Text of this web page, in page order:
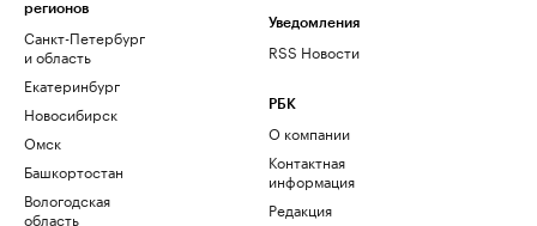
регионов
Санкт-Петербург
и область
Екатеринбург
Новосибирск
Омск
Башкортостан
Вологодская
область
Уведомления
RSS Новости
РБК
О компании
Контактная
информация
Редакция